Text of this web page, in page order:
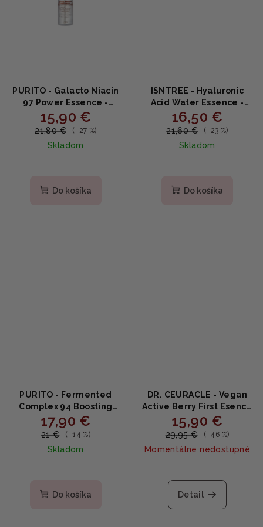
PURITO - Galacto Niacin
97 Power Essence -
esencia s Galactomyces
a Niacinamidom 5% 60ml
15,90 €
21,80 € (–27 %)
Skladom
Do košíka
ISNTREE - Hyaluronic
Acid Water Essence -
Esencia s kyselinou
hyalurónovou 50ml
16,50 €
21,60 € (–23 %)
Skladom
produktu
Do košíka
PURITO - Fermented
Complex 94 Boosting
Essence - fermentovaná
essencia s Niacinamidom
17,90 €
21 € (–14 %)
Skladom
Do košíka
DR. CEURACLE - Vegan
Active Berry First Esence
- Vegánska vyživujúca
esencia 150ml
15,90 €
29,95 € (–46 %)
Momentálne nedostupné
Detail